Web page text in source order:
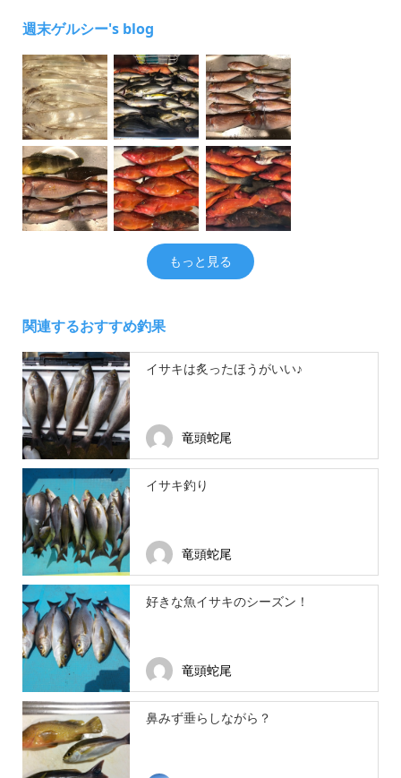
週末ゲルシー's blog
もっと見る
関連するおすすめ釣果
イサキは炙ったほうがいい♪
竜頭蛇尾
イサキ釣り
竜頭蛇尾
好きな魚イサキのシーズン！
竜頭蛇尾
鼻みず垂らしながら？